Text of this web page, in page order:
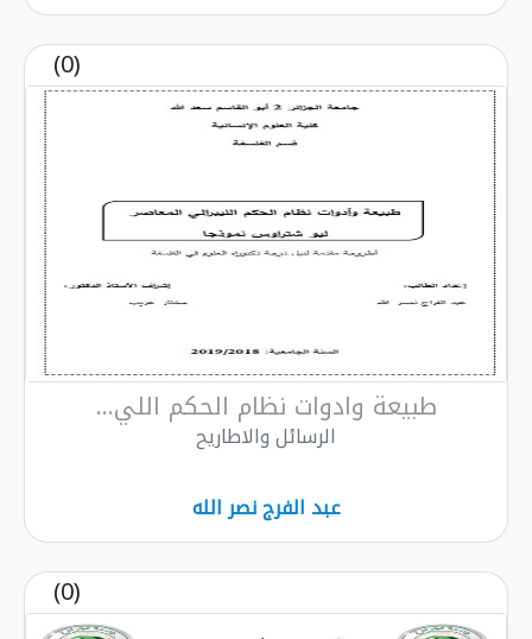
طبيعة وادوات نظام الحكم اللي...
الرسائل والاطاريح
عبد الفرج نصر الله